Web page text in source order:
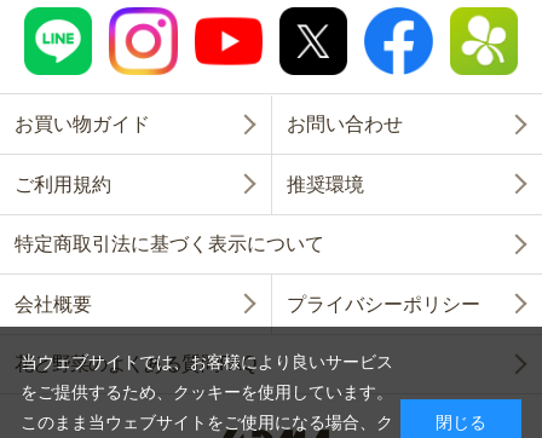
お買い物ガイド お問い合わせ
ご利用規約 推奨環境
特定商取引法に基づく表示について
会社概要 プライバシーポリシー
花と野菜のよくある質問FAQ
当ウェブサイトでは、お客様により良いサービス
をご提供するため、クッキーを使用しています。
このまま当ウェブサイトをご使用になる場合、ク
閉じる